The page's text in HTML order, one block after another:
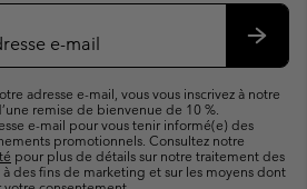
adresse e-mail, vous vous inscrivez à notre
remise de bienvenue de 10 %.
e-mail pour vous tenir informé(e) des
promotionnels. Consultez notre
pour plus de détails sur notre traitement des
des fins de marketing et sur les moyens dont